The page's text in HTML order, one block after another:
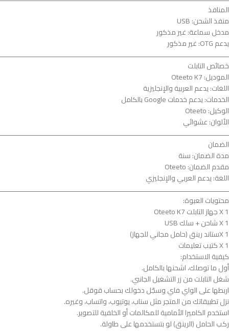
المنافذ
منفذ الشحن: USB
مدخل سماعة: غير مذكور
يدعم OTG: غير مذكور
خصائص التابلت
الموديل: Oteeto K7
اللغات: يدعم العربية والإنجليزية
الخدمات: يدعم خدمات Google بالكامل
الوكيل: Oteeto
الألوان: عشوائي
الضمان
مدة الضمان: سنة
مقدم الضمان: Oteeto
اللغة: يدعم العربي والإنجليزي
محتويات العبوة:
1 X جهاز التابلت Oteeto K7
X 1 شاحن + سلك USB
X 1ستاند رينق (حامل مجاني للجهاز)
1 X كتيب تعليمات
كيفية الاستخدام:
أول ما توصلك، اشحنها بالكامل.
شغل التابلت من زر التشغيل الجانبي.
اربطها على الواي فاي وسجّل دخولك بحساب قوقل.
نزل تطبيقاتك من المتجر مثل سناب، يوتيوب، واتساب، وغيره.
استخدم الكاميرا الأمامية للمكالمات أو الخلفية للتصوير.
ركب الحامل (الرينق) لو بتستخدمها على طاولة.